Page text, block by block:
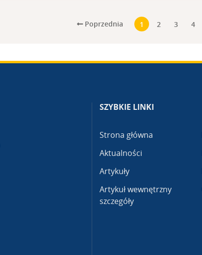
Poprzednia 1 2 3 4
SZYBKIE LINKI
Strona główna
Aktualności
Artykuły
Artykuł wewnętrzny
szczegóły